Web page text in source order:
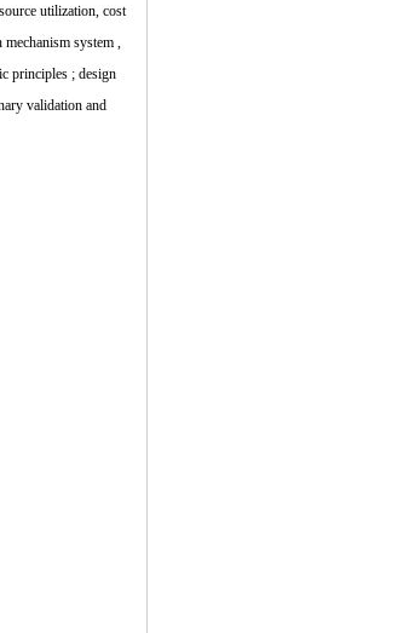
utilization, cost
system ,
principles ; design
validation and